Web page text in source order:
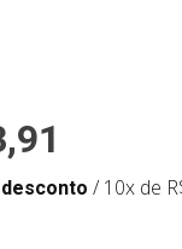
/ 10x de